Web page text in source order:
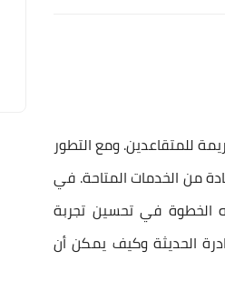
للمتقاعدين. ومع التطور
من الخدمات المتاحة. في
الخطوة في تحسين تجربة
الحديثة وكيف يمكن أن